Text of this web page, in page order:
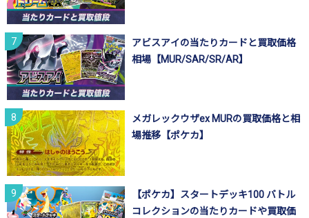
アビスアイの当たりカードと買取価格
相場【MUR/SAR/SR/AR】
メガレックウザex MURの買取価格と相
場推移【ポケカ】
【ポケカ】スタートデッキ100 バトル
コレクションの当たりカードや買取価